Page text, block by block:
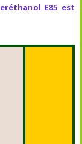
E85 est